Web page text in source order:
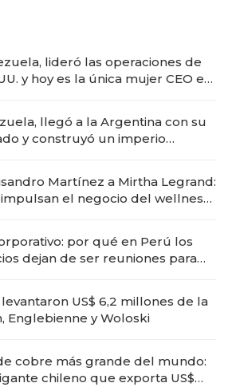
lideró las operaciones de
y hoy es la única mujer CEO en
llegó a la Argentina con su
y construyó un imperio
Martínez a Mirtha Legrand:
el negocio del wellness
por qué en Perú los
dejan de ser reuniones para
US$ 6,2 millones de la
Englebienne y Woloski
cobre más grande del mundo:
chileno que exporta US$